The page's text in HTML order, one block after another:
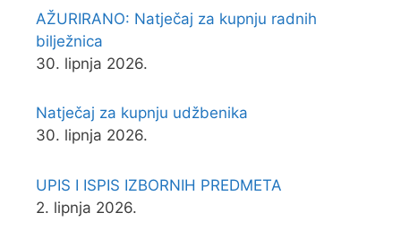
AŽURIRANO: Natječaj za kupnju radnih
bilježnica
30. lipnja 2026.
Natječaj za kupnju udžbenika
30. lipnja 2026.
UPIS I ISPIS IZBORNIH PREDMETA
2. lipnja 2026.